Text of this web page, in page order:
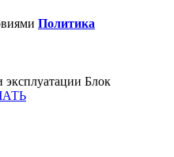
Политика
эксплуатации Блок